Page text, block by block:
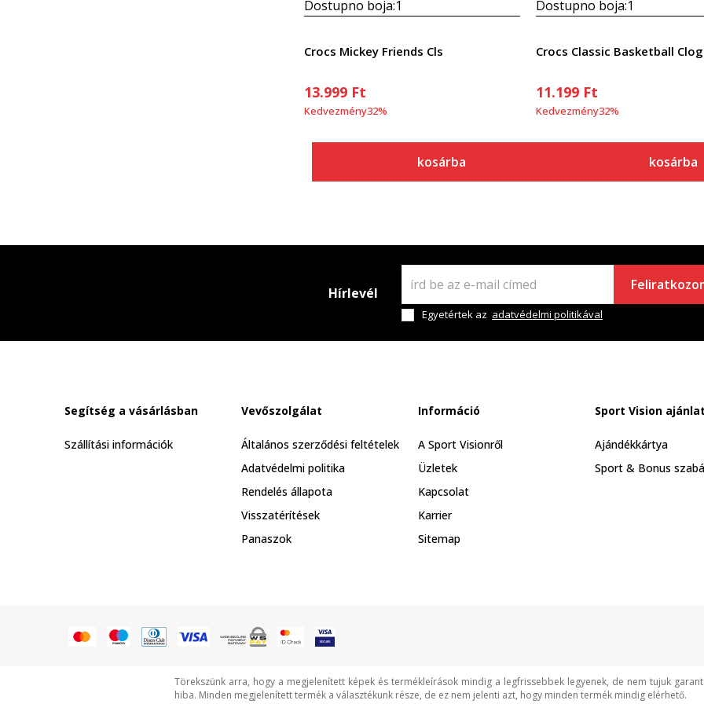
Dostupno boja:1
Crocs Mickey Friends Cls
13.999 Ft
Kedvezmény32%
kosárba
Dostupno boja:1
Crocs Classic Basketball
11.199 Ft
Kedvezmény32%
kosárba
Hírlevél
Egyetértek az adatvédelmi politikával
Segítség a vásárlásban
Szállítási információk
Vevőszolgálat
Általános szerződési feltételek
Adatvédelmi politika
Rendelés állapota
Visszatérítések
Panaszok
Információ
A Sport Visionről
Üzletek
Kapcsolat
Karrier
Sitemap
Sport Vision
Ajándékkártya
Sport & Bonus
Törekszünk arra, hogy a megjelenített képek és termékleírások mindig a legfrissebbek legyenek, de nem tujuk
hiba. Minden megjelenített termék a választékunk része, de ez nem jelenti azt, hogy minden termék mindig elérhető.